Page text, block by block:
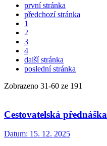
první stránka
předchozí stránka
1
2
3
4
další stránka
poslední stránka
Zobrazeno 31-60 ze 191
Cestovatelská přednáška
Datum: 15. 12. 2025